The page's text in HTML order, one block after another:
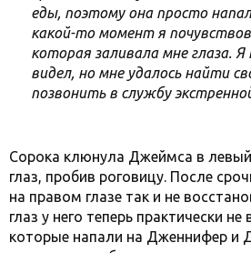
еды, поэтому она просто
какой-то момент я
которая заливала мне глаза. Я
видел, но мне удалось найти
позвонить в службу
Сорока клюнула Джеймса в
глаз, пробив роговицу. После
на правом глазе так и не
глаз у него теперь практически
которые напали на Дженнифер и